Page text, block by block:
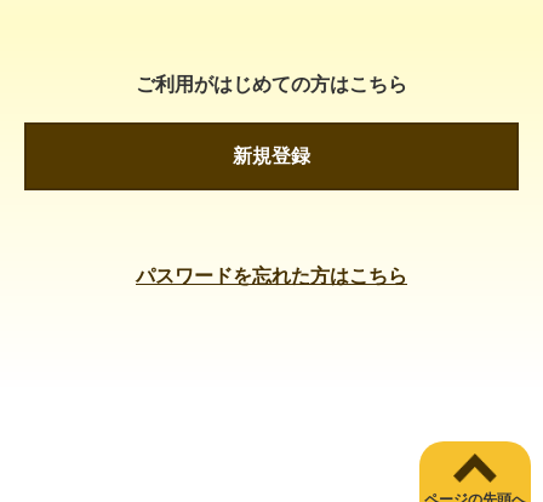
ご利用がはじめての方はこちら
新規登録
パスワードを忘れた方はこちら